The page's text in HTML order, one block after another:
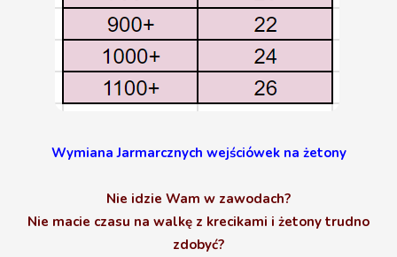
Wymiana Jarmarcznych wejściówek na żetony
Nie idzie Wam w zawodach?
Nie macie czasu na walkę z krecikami i żetony trudno
zdobyć?